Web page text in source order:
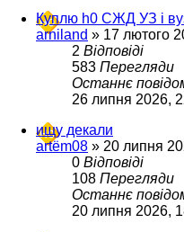
Куплю h0 СЖД УЗ і
arniland » 17 лютого
2 Відповіді
583 Перегляди
Останнє
26 липня 2026,
ищу декали
artëm08 » 20 липня
0 Відповіді
108 Перегляди
Останнє
20 липня 2026,